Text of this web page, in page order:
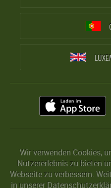
Wir verwenden Cookies,
Nutzererlebnis zu bieten
Webseite zu verbessern.
in unserer